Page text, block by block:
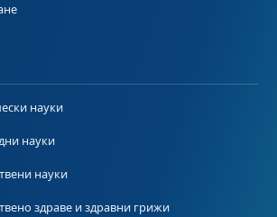
науки
науки
науки
здраве и здравни грижи